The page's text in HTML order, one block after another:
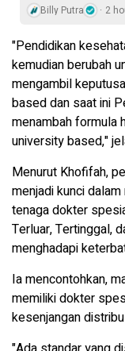
Billy Putra 2
"Pendidikan
kemudian berubah
mengambil
based dan saat ini
menambah formula
university based,"
Menurut Khofifah,
menjadi kunci
tenaga dokter
Terluar, Tertinggal,
menghadapi
Ia mencontohkan,
memiliki dokter
kesenjangan